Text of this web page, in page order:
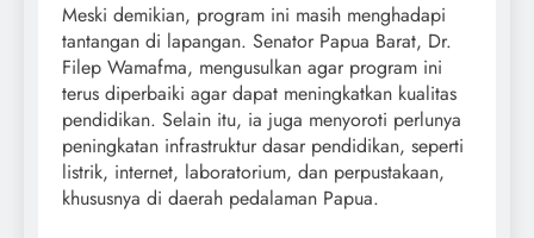
Meski demikian, program ini masih menghadapi
tantangan di lapangan. Senator Papua Barat, Dr.
Filep Wamafma, mengusulkan agar program ini
terus diperbaiki agar dapat meningkatkan kualitas
pendidikan. Selain itu, ia juga menyoroti perlunya
peningkatan infrastruktur dasar pendidikan, seperti
listrik, internet, laboratorium, dan perpustakaan,
khususnya di daerah pedalaman Papua.